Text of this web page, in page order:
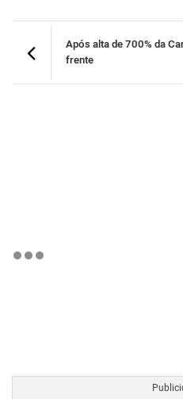
Após alta de 700% da
frente